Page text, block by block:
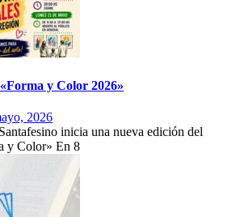
y Color 2026»
2026
inicia una nueva edición del
y Color» En 8